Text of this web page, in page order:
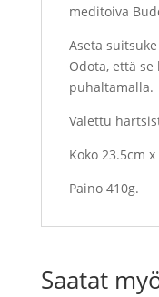
meditoiva
Aseta
Odota, että
puhaltamalla.
Valettu
Koko 23.5cm
Paino 410g.
Saatat